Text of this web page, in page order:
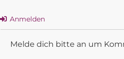
Anmelden
Melde dich bitte an um